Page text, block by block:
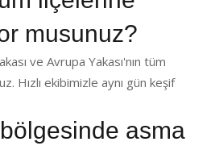
musunuz?
ve Avrupa Yakası'nın tüm
Hızlı ekibimizle aynı gün keşif
asma